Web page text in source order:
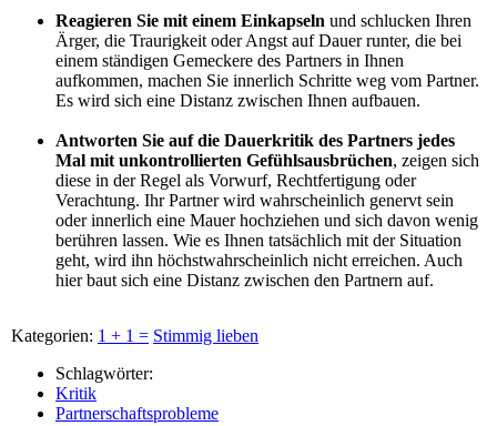
Reagieren Sie mit einem Einkapseln und schlucken Ihren
Ärger, die Traurigkeit oder Angst auf Dauer runter, die bei
einem ständigen Gemeckere des Partners in Ihnen
aufkommen, machen Sie innerlich Schritte weg vom Partner.
Es wird sich eine Distanz zwischen Ihnen aufbauen.
Antworten Sie auf die Dauerkritik des Partners jedes
Mal mit unkontrollierten Gefühlsausbrüchen, zeigen sich
diese in der Regel als Vorwurf, Rechtfertigung oder
Verachtung. Ihr Partner wird wahrscheinlich genervt sein
oder innerlich eine Mauer hochziehen und sich davon wenig
berühren lassen. Wie es Ihnen tatsächlich mit der Situation
geht, wird ihn höchstwahrscheinlich nicht erreichen. Auch
hier baut sich eine Distanz zwischen den Partnern auf.
Kategorien: 1 + 1 = Stimmig lieben
Schlagwörter:
Kritik
Partnerschaftsprobleme